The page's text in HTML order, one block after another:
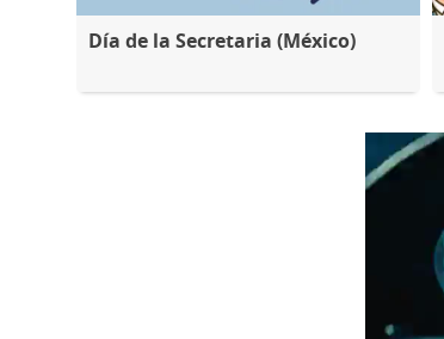
Día de la Secretaria (México)